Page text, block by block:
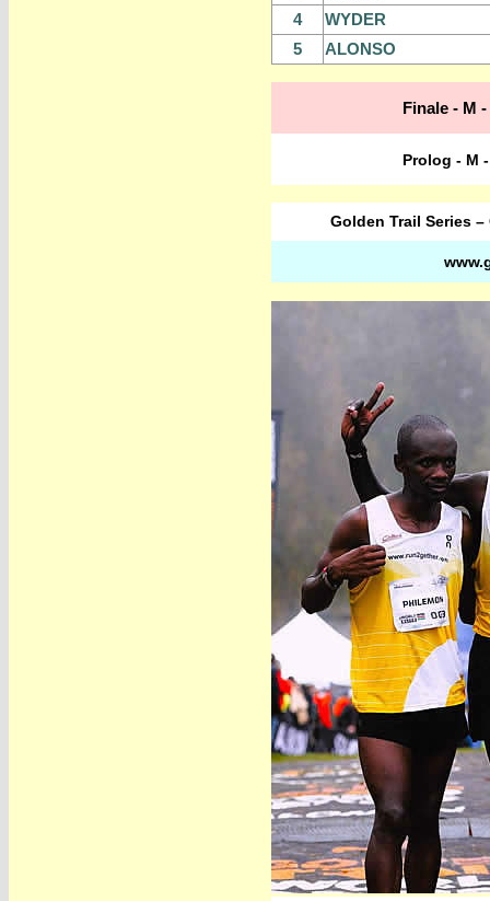
4
WYDER
5
ALONSO
Finale - M -
Prolog - M
Golden Trail Series